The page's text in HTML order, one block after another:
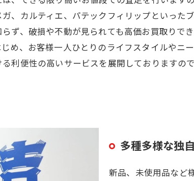
、カルティエ、パテックフィリップといった
ず、破損や不動が見られても高価お買取りで
め、お客様一人ひとりのライフスタイルやニ
利便性の高いサービスを展開しておりますので
多種多様な独
新品、未使用品など